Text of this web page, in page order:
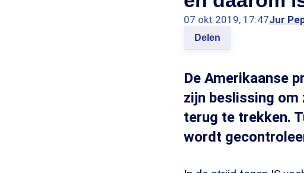
07 okt 2019, 17:47Jur
Delen
De Amerikaanse
zijn beslissing om
terug te trekken.
wordt